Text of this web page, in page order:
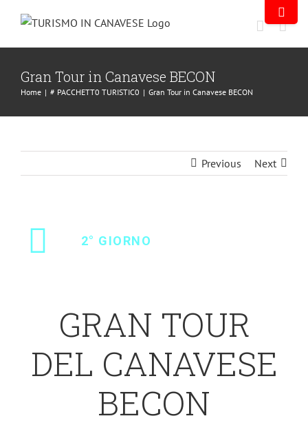
Gran Tour in Canavese BECON
Home | # PACCHETT0 TURISTIC0 | Gran Tour in Canavese BECON
Previous Next
2° GIORNO
GRAN TOUR
DEL CANAVESE
BECON